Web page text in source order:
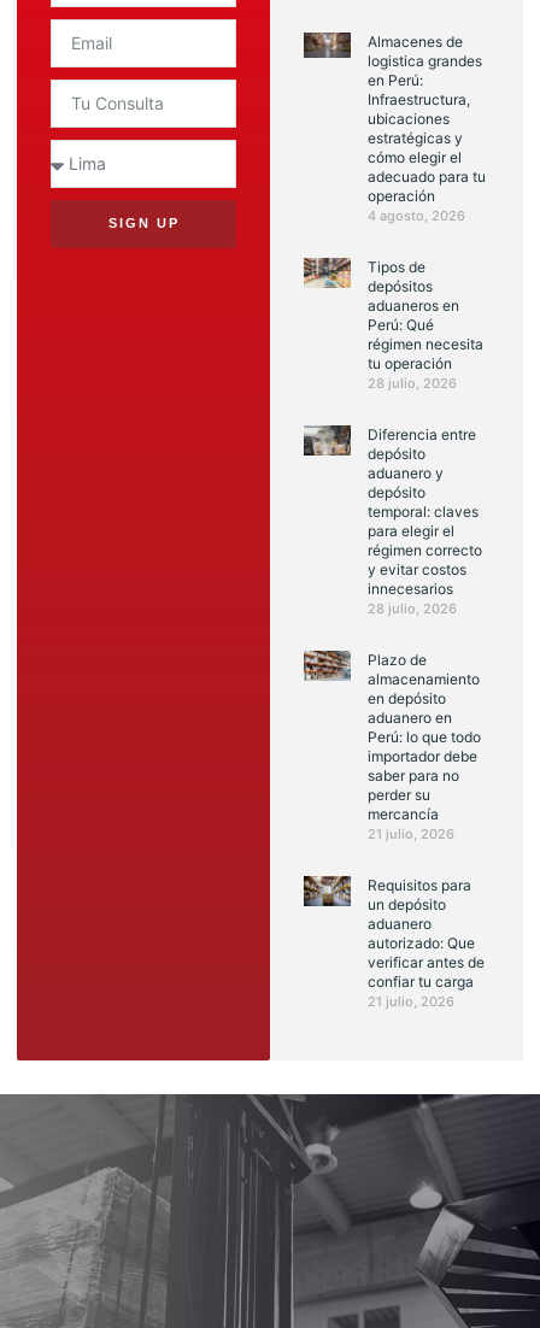
SIGN UP
Almacenes de
logistica grandes
en Perú:
Infraestructura,
ubicaciones
estratégicas y
cómo elegir el
adecuado para tu
operación
4 agosto, 2026
Tipos de
depósitos
aduaneros en
Perú: Qué
régimen necesita
tu operación
28 julio, 2026
Diferencia entre
depósito
aduanero y
depósito
temporal: claves
para elegir el
régimen correcto
y evitar costos
innecesarios
28 julio, 2026
Plazo de
almacenamiento
en depósito
aduanero en
Perú: lo que todo
importador debe
saber para no
perder su
mercancía
21 julio, 2026
Requisitos para
un depósito
aduanero
autorizado: Que
verificar antes de
confiar tu carga
21 julio, 2026